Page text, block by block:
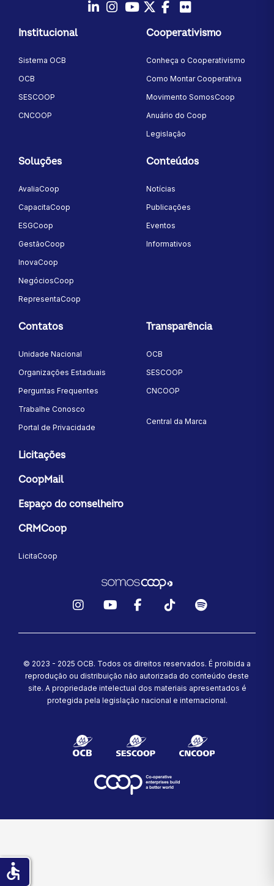
Instagram
YoutubeTwitter/X
Facebook
Institucional
Sistema OCB
OCB
SESCOOP
CNCOOP
Cooperativismo
Conheça o Cooperativismo
Como Montar Cooperativa
Movimento SomosCoop
Anuário do Coop
Legislação
Soluções
AvaliaCoop
CapacitaCoop
ESGCoop
GestãoCoop
InovaCoop
NegóciosCoop
RepresentaCoop
Conteúdos
Notícias
Publicações
Eventos
Informativos
Contatos
Unidade Nacional
Organizações Estaduais
Perguntas Frequentes
Trabalhe Conosco
Portal de Privacidade
Transparência
OCB
SESCOOP
CNCOOP
Central da Marca
Licitações
CoopMail
Espaço do conselheiro
CRMCoop
LicitaCoop
© 2023 - 2025 OCB. Todos os direitos reservados. É proibida a
reprodução ou distribuição não autorizada do conteúdo deste
site. A propriedade intelectual dos materiais apresentados é
protegida pela legislação nacional e internacional.
accessible